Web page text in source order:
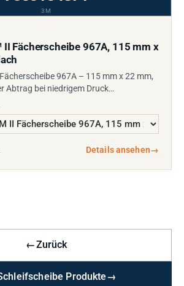
3M
II Fächerscheibe 967A, 115 mm x
967A – 115 mm x 22 mm,
Abtrag bei niedrigem Druck…
Details ansehen→
←Zurück
Produkte→